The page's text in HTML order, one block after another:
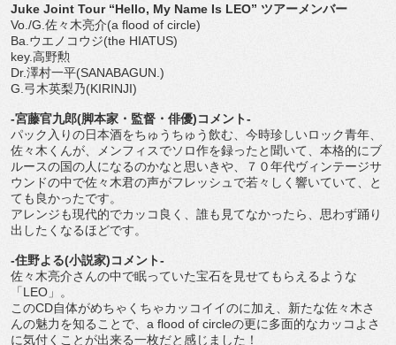
Juke Joint Tour “Hello, My Name Is LEO” ツアーメンバー
Vo./G.佐々木亮介(a flood of circle)
Ba.ウエノコウジ(the HIATUS)
key.高野勲
Dr.澤村一平(SANABAGUN.)
G.弓木英梨乃(KIRINJI)
-宮藤官九郎(脚本家・監督・俳優)コメント-
パック入りの日本酒をちゅうちゅう飲む、今時珍しいロック青年、
佐々木くんが、メンフィスでソロ作を録ったと聞いて、本格的にブ
ルースの国の人になるのかなと思いきや、７０年代ヴィンテージサ
ウンドの中で佐々木君の声がフレッシュで若々しく響いていて、と
ても良かったです。
アレンジも現代的でカッコ良く、誰も見てなかったら、思わず踊り
出したくなるほどです。
-住野よる(小説家)コメント-
佐々木亮介さんの中で眠っていた宝石を見せてもらえるような
「LEO」。
このCD自体がめちゃくちゃカッコイイのに加え、新たな佐々木さ
んの魅力を知ることで、a flood of circleの更に多面的なカッコよさ
に気付くことが出来る一枚だと感じました！